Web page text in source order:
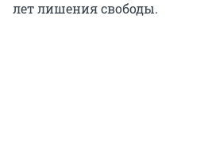
лет лишения свободы.